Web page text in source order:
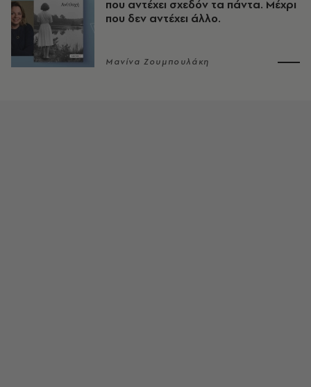
που αντέχει σχεδόν τα πάντα. Μέχρι
που δεν αντέχει άλλο.
Μανίνα Ζουμπουλάκη